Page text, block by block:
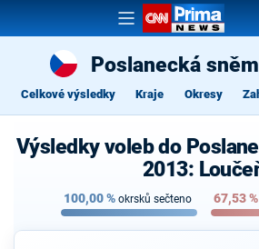
Poslanecká
Celkové výsledky Kraje Okresy
Výsledky voleb do
2013:
100,00% okrsků sečteno 67,53%